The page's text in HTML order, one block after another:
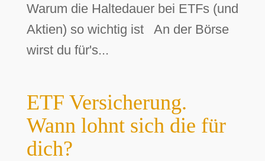
Warum die Haltedauer bei ETFs (und
Aktien) so wichtig ist An der Börse
wirst du für's...
ETF Versicherung.
Wann lohnt sich die für
dich?